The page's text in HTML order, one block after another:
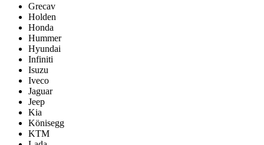
Grecav
Holden
Honda
Hummer
Hyundai
Infiniti
Isuzu
Iveco
Jaguar
Jeep
Kia
Könisegg
KTM